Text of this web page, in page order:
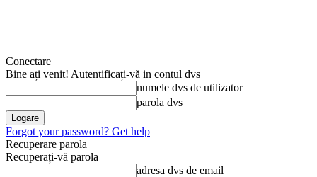
Conectare
Bine ați venit! Autentificați-vă in contul dvs
numele dvs de utilizator
parola dvs
Forgot your password? Get help
Recuperare parola
Recuperați-vă parola
adresa dvs de email